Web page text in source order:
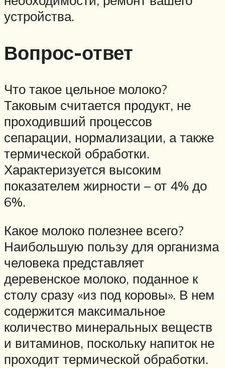
устройства.
Вопрос-ответ
Что такое цельное молоко?
Таковым считается продукт, не
проходивший процессов
сепарации, нормализации, а также
термической обработки.
Характеризуется высоким
показателем жирности – от 4% до
6%.
Какое молоко полезнее всего?
Наибольшую пользу для организма
человека представляет
деревенское молоко, поданное к
столу сразу «из под коровы». В нем
содержится максимальное
количество минеральных веществ
и витаминов, поскольку напиток не
проходит термической обработки.